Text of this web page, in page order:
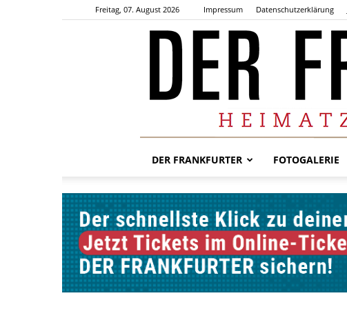
Freitag, 07. August 2026 Impressum Datenschutzerklärung
DER FRANKFURTER FOTOGALERIE